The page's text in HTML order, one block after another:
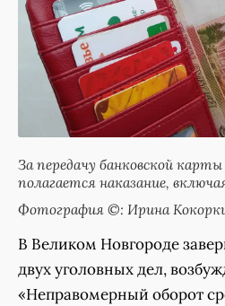
За передачу банковской карты
полагается наказание,
Фотография ©: Ирина
В Великом Новгороде
двух уголовных дел,
«Неправомерный оборот